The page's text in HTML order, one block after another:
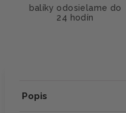
balíky odosielame do
24 hodín
Popis